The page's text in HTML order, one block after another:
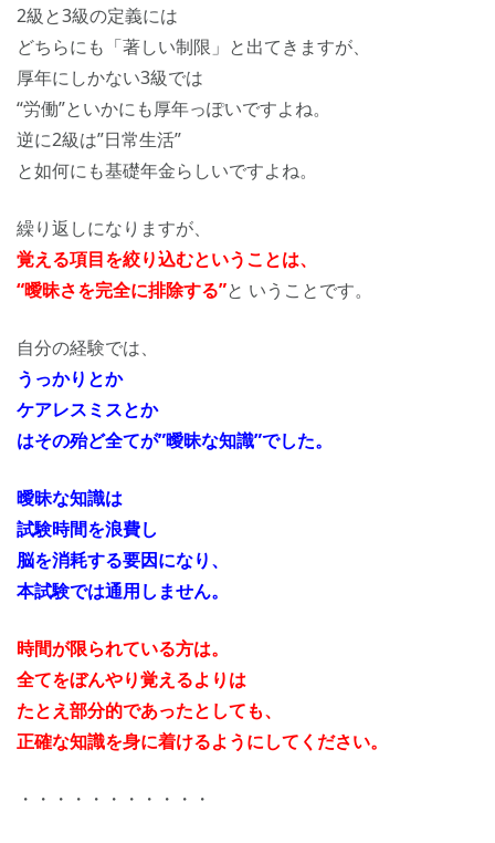
2級と3級の定義には
どちらにも「著しい制限」と出てきますが、
厚年にしかない3級では
“労働”といかにも厚年っぽいですよね。
逆に2級は”日常生活”
と如何にも基礎年金らしいですよね。
繰り返しになりますが、
覚える項目を絞り込むということは、
“曖昧さを完全に排除する”と いうことです。
自分の経験では、
うっかりとか
ケアレスミスとか
はその殆ど全てが”曖昧な知識”でした。
曖昧な知識は
試験時間を浪費し
脳を消耗する要因になり、
本試験では通用しません。
時間が限られている方は。
全てをぼんやり覚えるよりは
たとえ部分的であったとしても、
正確な知識を身に着けるようにしてください。
・・・・・・・・・・・